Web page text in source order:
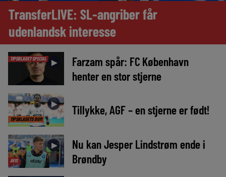
TransferLIVE: SL-angriber får
udenlandsk interesse
TIPSBLADET SPECIAL ►
Farzam spår: FC København
henter en stor stjerne
TIPSBLADETS DOM
► Tillykke, AGF – en stjerne er født!
AVIS
►
Nu kan Jesper Lindstrøm ende i
Brøndby